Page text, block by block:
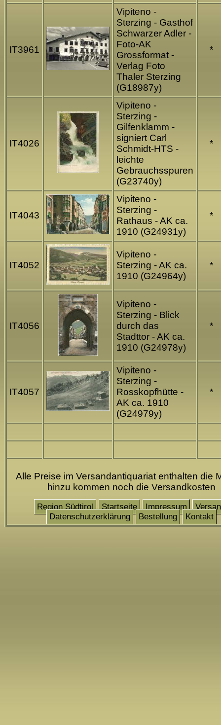
IT3961
Vipiteno -
Sterzing - Gasthof
Schwarzer Adler -
Foto-AK
Grossformat -
Verlag Foto
Thaler Sterzing
(G18987y)
*
IT4026
Vipiteno -
Sterzing -
Gilfenklamm -
signiert Carl
Schmidt-HTS -
leichte
Gebrauchsspuren
(G23740y)
*
IT4043
Vipiteno -
Sterzing -
Rathaus - AK ca.
1910 (G24931y)
*
IT4052
Vipiteno -
Sterzing - AK ca.
1910 (G24964y)
*
IT4056
Vipiteno -
Sterzing - Blick
durch das
Stadttor - AK ca.
1910 (G24978y)
*
IT4057
Vipiteno -
Sterzing -
Rosskopfhütte -
AK ca. 1910
(G24979y)
*
Alle Preise im Versandantiquariat enthalten die
hinzu kommen noch die Versandkosten
Region Südtirol Startseite Impressum
Datenschutzerklärung
Bestellung Kontakt